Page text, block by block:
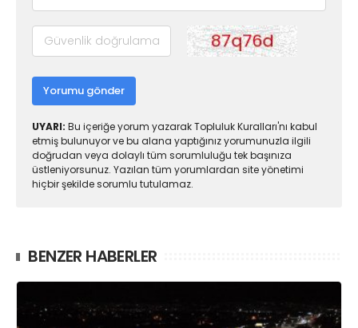
Yorumu gönder
UYARI: Bu içeriğe yorum yazarak Topluluk Kuralları'nı kabul
etmiş bulunuyor ve bu alana yaptığınız yorumunuzla ilgili
doğrudan veya dolaylı tüm sorumluluğu tek başınıza
üstleniyorsunuz. Yazılan tüm yorumlardan site yönetimi
hiçbir şekilde sorumlu tutulamaz.
BENZER HABERLER